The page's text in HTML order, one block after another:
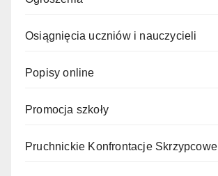
Osiągnięcia uczniów i nauczycieli
Popisy online
Promocja szkoły
Pruchnickie Konfrontacje Skrzypcowe